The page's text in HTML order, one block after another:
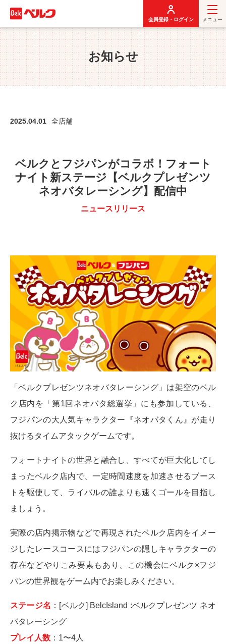
ン
コ
ン
テ
ン
ツ
会員登録・ログイン メニュー
お知らせ
2025.04.01 全店舗
ベルクとフジパンがコラボ！フォート
ナイト新ステージ【ベルクプレゼンツ
ネオバタレーシング】配信中
ニュースリリース
「ベルクプレゼンツネオバタレーシング」は架空のベル
ク店内を「第1回ネオバタ総選挙」にも参加している、
フジパンの大人気キャラクター『ネオバタくん』が走り
抜けるタイムアタックゲームです。
フォートナイトの世界と融合し、すべてが巨大化してし
まったベルク店内で、一定時間速度を加速させるブース
トを駆使して、ライバルの誰よりも速くゴールを目指し
ましょう。
実際の店内掲示物などで再現されたベルク店内をイメー
ジしたレースコースにはフジパンの隠しキャラクターの
存在などやりこみ要素もあり、この機会にベルク×フジ
パンの世界観をゲーム内でお楽しみください。
ステージ名 ：[ベルク] BelcIsland :ベルクプレゼンツ ネオ
バタレーシング
プレイ人数 ：1〜4人